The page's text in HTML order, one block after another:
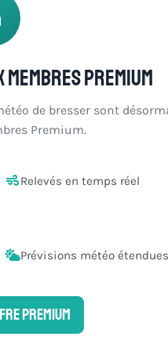
Premium
de bresser sont
Premium.
Relevés en temps réel
Prévisions météo étendues
Premium